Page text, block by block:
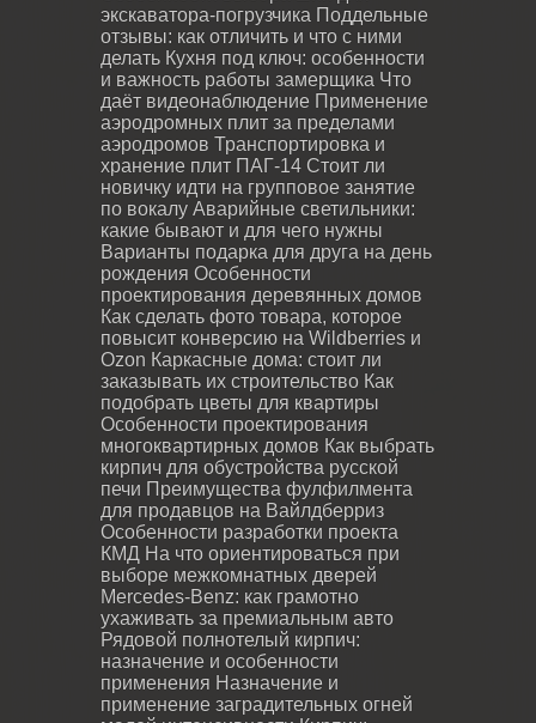
экскаватора-погрузчика Поддельные
отзывы: как отличить и что с ними
делать Кухня под ключ: особенности
и важность работы замерщика Что
даёт видеонаблюдение Применение
аэродромных плит за пределами
аэродромов Транспортировка и
хранение плит ПАГ-14 Стоит ли
новичку идти на групповое занятие
по вокалу Аварийные светильники:
какие бывают и для чего нужны
Варианты подарка для друга на день
рождения Особенности
проектирования деревянных домов
Как сделать фото товара, которое
повысит конверсию на Wildberries и
Ozon Каркасные дома: стоит ли
заказывать их строительство Как
подобрать цветы для квартиры
Особенности проектирования
многоквартирных домов Как выбрать
кирпич для обустройства русской
печи Преимущества фулфилмента
для продавцов на Вайлдберриз
Особенности разработки проекта
КМД На что ориентироваться при
выборе межкомнатных дверей
Mercedes-Benz: как грамотно
ухаживать за премиальным авто
Рядовой полнотелый кирпич:
назначение и особенности
применения Назначение и
применение заградительных огней